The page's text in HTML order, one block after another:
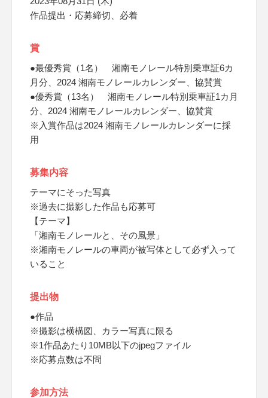
作品提出・応募締切、必着
賞
●最優秀賞（1名） 湘南モノレール特別乗車証6カ
月分、2024 湘南モノレールカレンダー、協賛賞
●優秀賞（13名） 湘南モノレール特別乗車証1カ月
分、2024 湘南モノレールカレンダー、協賛賞
※入賞作品は2024 湘南モノレールカレンダーに採
用
募集内容
テーマにそった写真
※過去に撮影した作品も応募可
【テーマ】
「湘南モノレールと、その風景」
※湘南モノレールの車両が被写体として必ず入って
いること
提出物
●作品
※撮影は横構図、カラー写真に限る
※1作品あたり10MB以下のjpegファイル
※応募点数は不問
参加方法